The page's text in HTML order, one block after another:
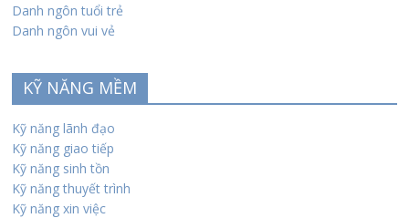
Danh ngôn tuổi trẻ
Danh ngôn vui vẻ
KỸ NĂNG MỀM
Kỹ năng lãnh đạo
Kỹ năng giao tiếp
Kỹ năng sinh tồn
Kỹ năng thuyết trình
Kỹ năng xin việc